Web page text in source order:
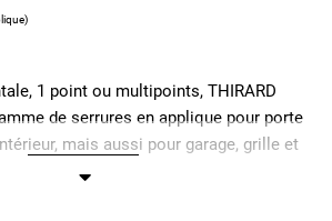
1 point ou multipoints, THIRARD
de serrures en applique pour porte
mais aussi pour garage, grille et